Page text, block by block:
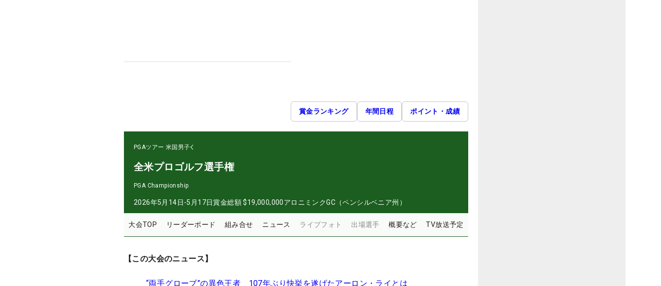
賞金ランキング 年間日程 ポイント・成績
PGAツアー 米国男子
全米プロゴルフ選手権
PGA Championship
2026年5月14日-5月17日賞金総額 $19,000,000アロニミンクGC（ペンシルベニア州）
大会TOP リーダーボード 組み合せ ニュース ライブフォト 出場選手 概要など TV放送予定
【この大会のニュース】
“両手グローブ”の異色王者 107年ぶり快挙を遂げたアーロン・ライとは